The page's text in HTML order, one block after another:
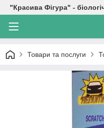
"Красива Фігура" -
Товари та послуги